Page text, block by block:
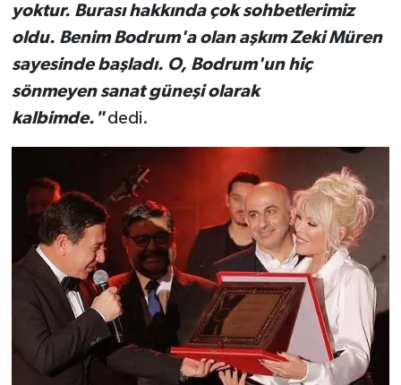
yoktur. Burası hakkında çok sohbetlerimiz
oldu. Benim Bodrum'a olan aşkım Zeki Müren
sayesinde başladı. O, Bodrum'un hiç
sönmeyen sanat güneşi olarak
kalbimde."dedi.